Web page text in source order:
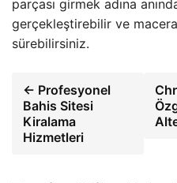
parçası girmek adına
gerçekleştirebilir ve
sürebilirsiniz.
← Profesyonel
Bahis Sitesi
Kiralama
Hizmetleri